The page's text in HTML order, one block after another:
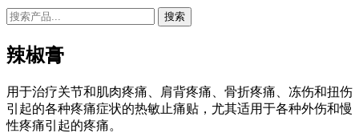
搜索
辣椒膏
用于治疗关节和肌肉疼痛、肩背疼痛、骨折疼痛、冻伤和扭伤
引起的各种疼痛症状的热敏止痛贴，尤其适用于各种外伤和慢
性疼痛引起的疼痛。